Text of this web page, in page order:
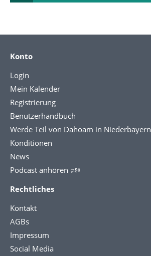
Konto
Login
Mein Kalender
Registrierung
Benutzerhandbuch
Werde Teil von Dahoam in Niederbayern
Konditionen
News
Podcast anhören 🕬
Rechtliches
Kontakt
AGBs
Impressum
Social Media